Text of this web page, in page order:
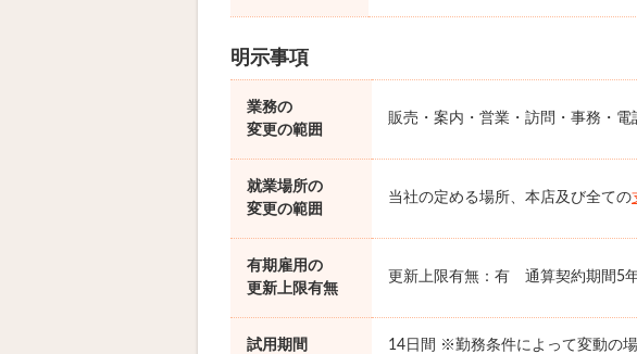
明示事項
業務の
変更の範囲
販売・案内・営業・訪問・事務・
就業場所の
変更の範囲
当社の定める場所、本店及び全ての
有期雇用の
更新上限有無
更新上限有無：有 通算契約期間5
試用期間 14日間 ※勤務条件によって変動の